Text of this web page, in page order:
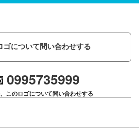
ゴについて問い合わせする
0995735999
このロゴについて問い合わせする